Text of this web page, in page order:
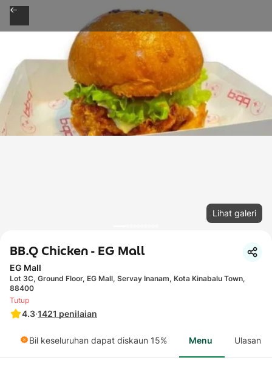
Lihat galeri
BB.Q Chicken - EG Mall
EG Mall
Lot 3C, Ground Floor, EG Mall, Servay Inanam, Kota Kinabalu Town,
88400
4.3·1421 penilaian
Tutup
Bil keseluruhan dapat diskaun 15% Menu Ulasan